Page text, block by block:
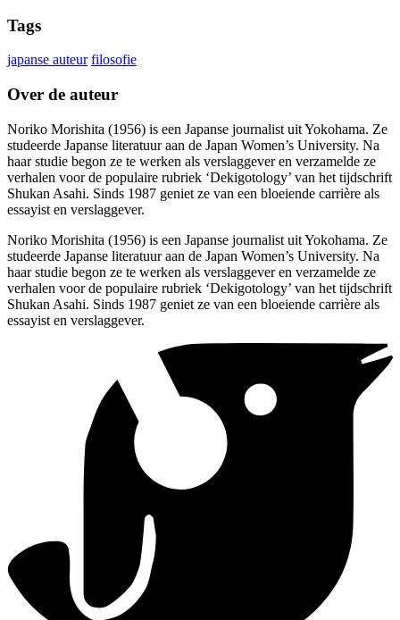
Tags
japanse auteur filosofie
Over de auteur
Noriko Morishita (1956) is een Japanse journalist uit Yokohama. Ze
studeerde Japanse literatuur aan de Japan Women’s University. Na
haar studie begon ze te werken als verslaggever en verzamelde ze
verhalen voor de populaire rubriek ‘Dekigotology’ van het tijdschrift
Shukan Asahi. Sinds 1987 geniet ze van een bloeiende carrière als
essayist en verslaggever.
Noriko Morishita (1956) is een Japanse journalist uit Yokohama. Ze
studeerde Japanse literatuur aan de Japan Women’s University. Na
haar studie begon ze te werken als verslaggever en verzamelde ze
verhalen voor de populaire rubriek ‘Dekigotology’ van het tijdschrift
Shukan Asahi. Sinds 1987 geniet ze van een bloeiende carrière als
essayist en verslaggever.